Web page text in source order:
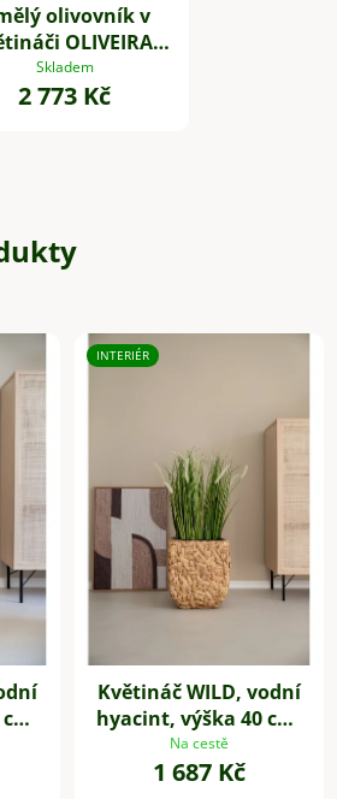
olivovník v
OLIVEIRA,
výška 60 cm
Skladem
2 773 Kč
INTERIÉR
Květináč WILD, vodní
hyacint, výška 40 cm,
natur
Na cestě
1 687 Kč